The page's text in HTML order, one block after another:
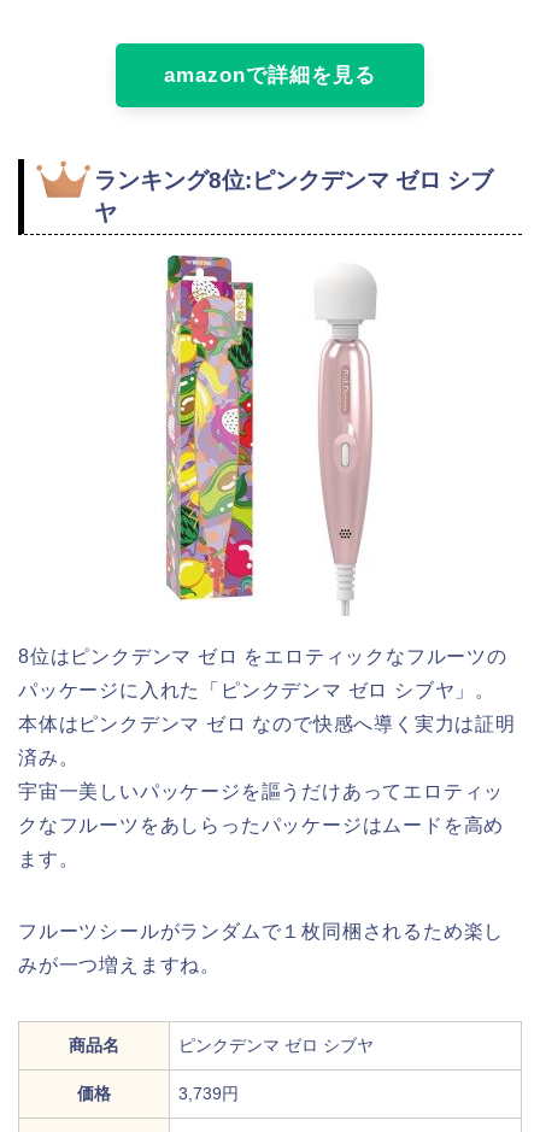
amazonで詳細を見る
ランキング8位:ピンクデンマ ゼロ シブ
ヤ
8位はピンクデンマ ゼロ をエロティックなフルーツの
パッケージに入れた「ピンクデンマ ゼロ シブヤ」。
本体はピンクデンマ ゼロ なので快感へ導く実力は証明
済み。
宇宙一美しいパッケージを謳うだけあってエロティッ
クなフルーツをあしらったパッケージはムードを高め
ます。
フルーツシールがランダムで１枚同梱されるため楽し
みが一つ増えますね。
商品名 ピンクデンマ ゼロ シブヤ
価格 3,739円